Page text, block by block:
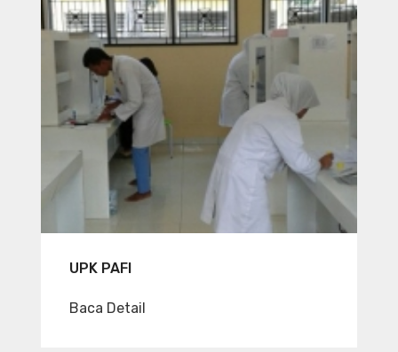
UPK PAFI
Baca Detail